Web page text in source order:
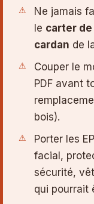
Ne jamais
le carter de
cardan de
Couper le
PDF avant
bois).
Porter les
facial,
sécurité,
qui pourrait